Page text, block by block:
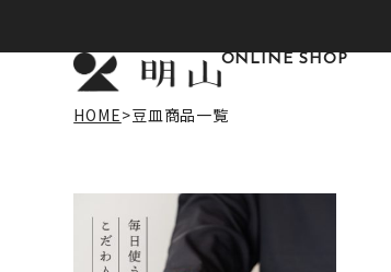
ONLINE SHOP
HOME 豆皿商品一覧